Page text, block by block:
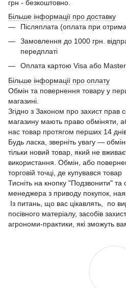
грн - безкоштовно.
Більше інформації про доставку
Післяплата (оплата при
Замовлення до 1000 грн.
передплаті
Оплата картою Visa або
Більше інформації про оплату
Обмін та повернення товару у
магазині.
Згідно з Законом про захист прав
магазину мають право обміняти,
нас товар протягом перших 14 днів
Будь ласка, зверніть увагу —
тільки новий товар, який не
використання. Обмін, або
торговій точці, де купувався товар
Тисніть на кнопку "Подзвонити" та
менеджера з приводу покупок,
Із питань, що вас цікавлять, по
посівного матеріалу, засобів
агрономи-практики, які зможуть